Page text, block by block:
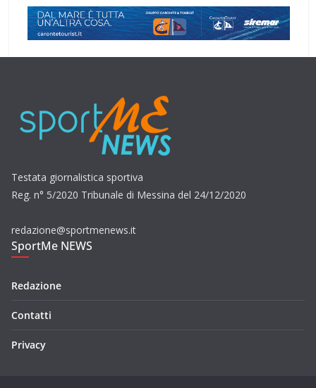
Testata giornalistica sportiva
Reg. n° 5/2020 Tribunale di Messina del 24/12/2020
redazione@sportmenews.it
SportMe NEWS
Redazione
Contatti
Privacy